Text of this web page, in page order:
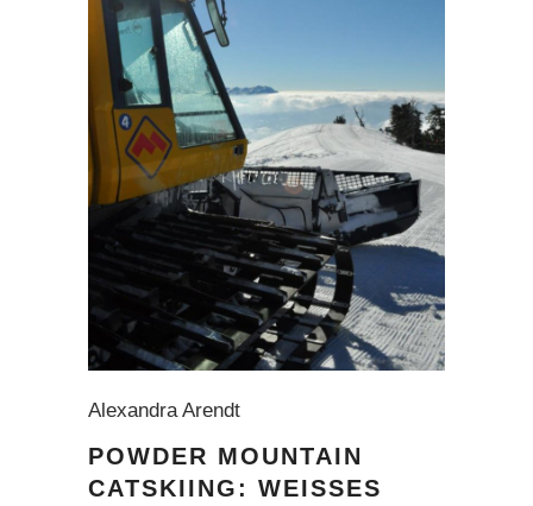
Alexandra Arendt
POWDER MOUNTAIN
CATSKIING: WEISSES G